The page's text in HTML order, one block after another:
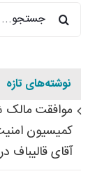
جستجو
برای:
نوشته‌های تازه
موافقت مالک
کمیسیون
آقای قالیباف